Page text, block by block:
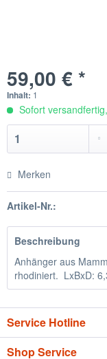
59,00 € *
Inhalt: 1
Sofort
Merken
Artikel-Nr.:
Beschreibung
Anhänger aus
rhodiniert. LxBxD:
Service Hotline
Shop Service